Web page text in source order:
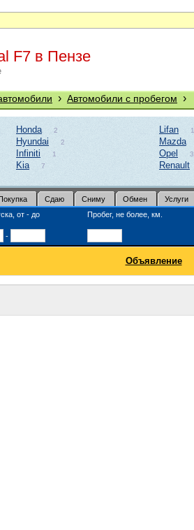
F7 в Пензе
› Автомобили с пробегом ›
Honda 2
Hyundai 2
Infiniti 1
Kia 7
Lifan 1
Mazda
Opel 3
Renault
Сдаю Сниму Обмен Услуги
от - до
Пробег, не более, км.
-
Объявление